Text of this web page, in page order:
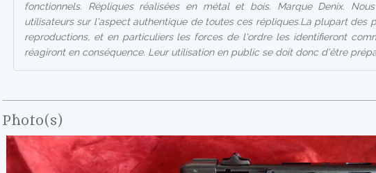
fonctionnels. Répliques réalisées en métal et bois. Marque Denix.
utilisateurs sur l'aspect authentique de toutes ces répliques.La plupart des
reproductions, et en particuliers les forces de l'ordre les identifieront
réagiront en conséquence. Leur utilisation en public se doit donc d'être
Photo(s)